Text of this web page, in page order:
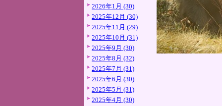
2026年1月 (30)
2025年12月 (30)
2025年11月 (29)
2025年10月 (31)
2025年9月 (30)
2025年8月 (32)
2025年7月 (31)
2025年6月 (30)
2025年5月 (31)
2025年4月 (30)